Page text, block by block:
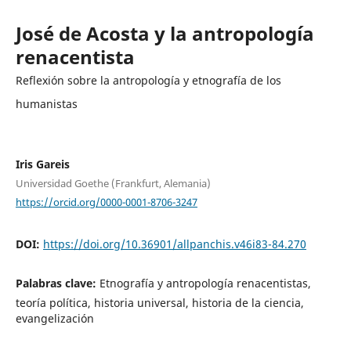
José de Acosta y la antropología
renacentista
Reflexión sobre la antropología y etnografía de los
humanistas
Iris Gareis
Universidad Goethe (Frankfurt, Alemania)
https://orcid.org/0000-0001-8706-3247
DOI: https://doi.org/10.36901/allpanchis.v46i83-84.270
Palabras clave: Etnografía y antropología renacentistas,
teoría política, historia universal, historia de la ciencia,
evangelización